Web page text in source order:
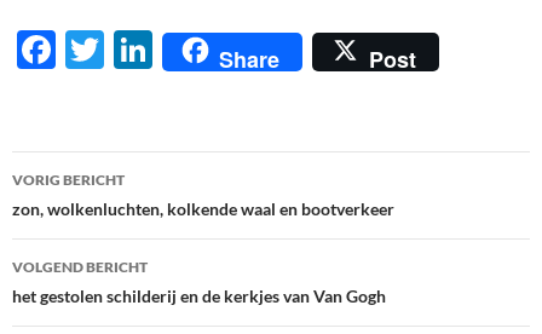
F
b
o
o
k
T
er
Li
n
e
dI
n
Share Post
Berichtnavigatie
VORIG BERICHT
zon, wolkenluchten, kolkende waal en bootverkeer
VOLGEND BERICHT
het gestolen schilderij en de kerkjes van Van Gogh